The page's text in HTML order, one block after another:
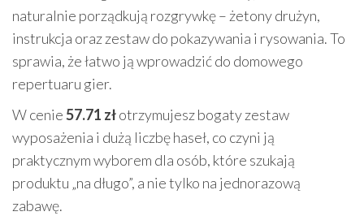
naturalnie porządkują rozgrywkę – żetony drużyn,
instrukcja oraz zestaw do pokazywania i rysowania. To
sprawia, że łatwo ją wprowadzić do domowego
repertuaru gier.
W cenie57.71 złotrzymujesz bogaty zestaw
wyposażenia i dużą liczbę haseł, co czyni ją
praktycznym wyborem dla osób, które szukają
produktu „na długo”, a nie tylko na jednorazową
zabawę.